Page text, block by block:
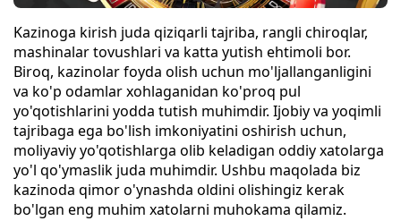
Kazinoga kirish juda qiziqarli tajriba, rangli chiroqlar,
mashinalar tovushlari va katta yutish ehtimoli bor.
Biroq, kazinolar foyda olish uchun mo'ljallanganligini
va ko'p odamlar xohlaganidan ko'proq pul
yo'qotishlarini yodda tutish muhimdir. Ijobiy va yoqimli
tajribaga ega bo'lish imkoniyatini oshirish uchun,
moliyaviy yo'qotishlarga olib keladigan oddiy xatolarga
yo'l qo'ymaslik juda muhimdir. Ushbu maqolada biz
kazinoda qimor o'ynashda oldini olishingiz kerak
bo'lgan eng muhim xatolarni muhokama qilamiz.